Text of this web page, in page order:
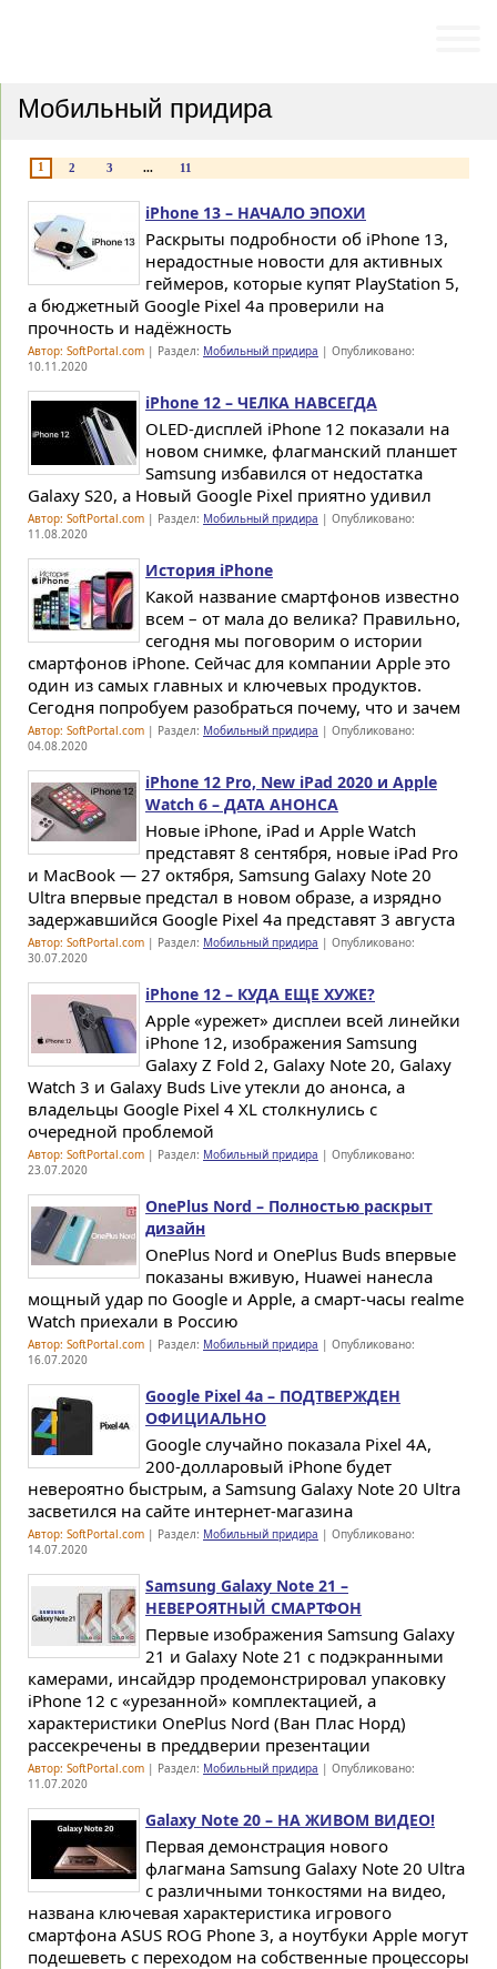
Мобильный придира
1 2 3 ... 11
iPhone 13 – НАЧАЛО ЭПОХИ
Раскрыты подробности об iPhone 13,
нерадостные новости для активных
геймеров, которые купят PlayStation 5,
а бюджетный Google Pixel 4a проверили на
прочность и надёжность
Автор: SoftPortal.com | Раздел: Мобильный придира | Опубликовано:
10.11.2020
iPhone 12 – ЧЕЛКА НАВСЕГДА
OLED-дисплей iPhone 12 показали на
новом снимке, флагманский планшет
Samsung избавился от недостатка
Galaxy S20, а Новый Google Pixel приятно удивил
Автор: SoftPortal.com | Раздел: Мобильный придира | Опубликовано:
11.08.2020
История iPhone
Какой название смартфонов известно
всем – от мала до велика? Правильно,
сегодня мы поговорим о истории
смартфонов iPhone. Сейчас для компании Apple это
один из самых главных и ключевых продуктов.
Сегодня попробуем разобраться почему, что и зачем
Автор: SoftPortal.com | Раздел: Мобильный придира | Опубликовано:
04.08.2020
iPhone 12 Pro, New iPad 2020 и Apple
Watch 6 – ДАТА АНОНСА
Новые iPhone, iPad и Apple Watch
представят 8 сентября, новые iPad Pro
и MacBook — 27 октября, Samsung Galaxy Note 20
Ultra впервые предстал в новом образе, а изрядно
задержавшийся Google Pixel 4a представят 3 августа
Автор: SoftPortal.com | Раздел: Мобильный придира | Опубликовано:
30.07.2020
iPhone 12 – КУДА ЕЩЕ ХУЖЕ?
Apple «урежет» дисплеи всей линейки
iPhone 12, изображения Samsung
Galaxy Z Fold 2, Galaxy Note 20, Galaxy
Watch 3 и Galaxy Buds Live утекли до анонса, а
владельцы Google Pixel 4 XL столкнулись с
очередной проблемой
Автор: SoftPortal.com | Раздел: Мобильный придира | Опубликовано:
23.07.2020
OnePlus Nord – Полностью раскрыт
дизайн
OnePlus Nord и OnePlus Buds впервые
показаны вживую, Huawei нанесла
мощный удар по Google и Apple, а смарт-часы realme
Watch приехали в Россию
Автор: SoftPortal.com | Раздел: Мобильный придира | Опубликовано:
16.07.2020
Google Pixel 4a – ПОДТВЕРЖДЕН
ОФИЦИАЛЬНО
Google случайно показала Pixel 4A,
200-долларовый iPhone будет
невероятно быстрым, а Samsung Galaxy Note 20 Ultra
засветился на сайте интернет-магазина
Автор: SoftPortal.com | Раздел: Мобильный придира | Опубликовано:
14.07.2020
Samsung Galaxy Note 21 –
НЕВЕРОЯТНЫЙ СМАРТФОН
Первые изображения Samsung Galaxy
21 и Galaxy Note 21 с подэкранными
камерами, инсайдэр продемонстрировал упаковку
iPhone 12 с «урезанной» комплектацией, а
характеристики OnePlus Nord (Ван Плас Норд)
рассекречены в преддверии презентации
Автор: SoftPortal.com | Раздел: Мобильный придира | Опубликовано:
11.07.2020
Galaxy Note 20 – НА ЖИВОМ ВИДЕО!
Первая демонстрация нового
флагмана Samsung Galaxy Note 20 Ultra
с различными тонкостями на видео,
названа ключевая характеристика игрового
смартфона ASUS ROG Phone 3, а ноутбуки Apple могут
подешеветь с переходом на собственные процессоры